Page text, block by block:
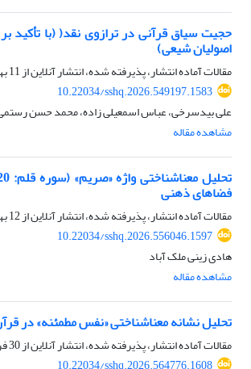
حجیت سیاق قرآنی در ترازوی نقد( (با تأکید
اصولیان شیعی)
مقالات آماده انتشار، پذیرفته شده، انتشار آنلاین از11 بهمن 1404
10.22034/sshq.2026.549197.1583
علی بیدسرخی، عباس اسمعیلی زاده، محمد حسن
مشاهده مقاله
فضاهای ذهنی
مقالات آماده انتشار، پذیرفته شده، انتشار آنلاین از12 بهمن 1404
10.22034/sshq.2026.556046.1597
هادی زینی ملک آباد
مشاهده مقاله
تحلیل نشانه معناشناختی «نفس مطمئنه» در
مقالات آماده انتشار، پذیرفته شده، انتشار آنلاین از30 فروردین 1405